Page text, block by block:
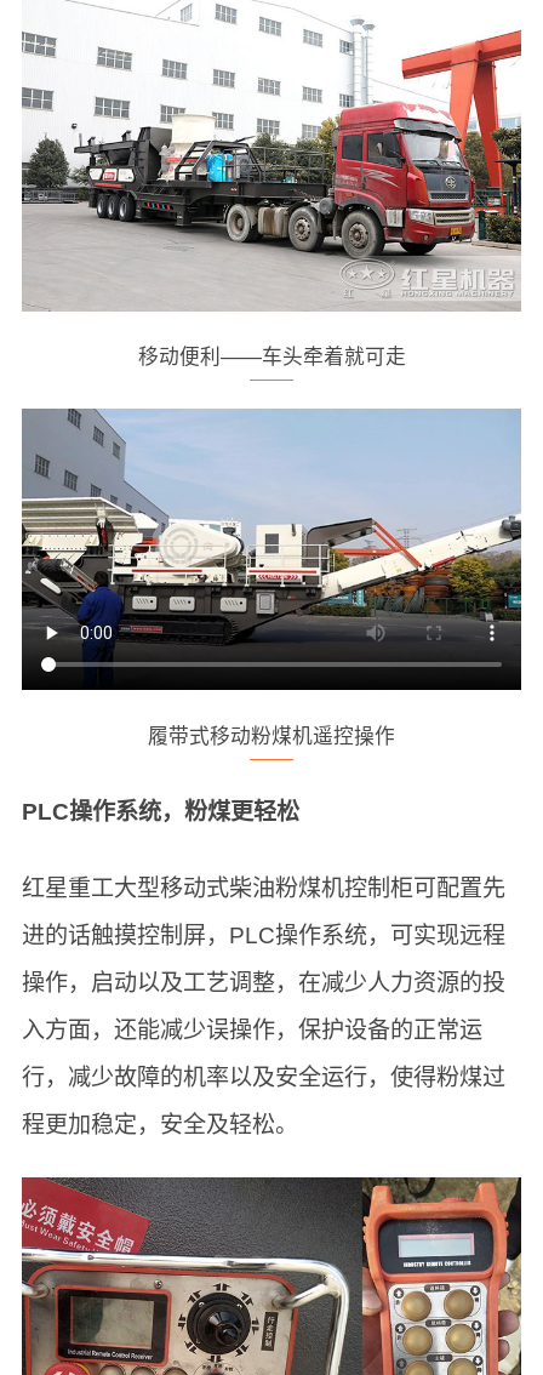
移动便利——车头牵着就可走
履带式移动粉煤机遥控操作
PLC操作系统，粉煤更轻松
红星重工大型移动式柴油粉煤机控制柜可配置先
进的话触摸控制屏，PLC操作系统，可实现远程
操作，启动以及工艺调整，在减少人力资源的投
入方面，还能减少误操作，保护设备的正常运
行，减少故障的机率以及安全运行，使得粉煤过
程更加稳定，安全及轻松。